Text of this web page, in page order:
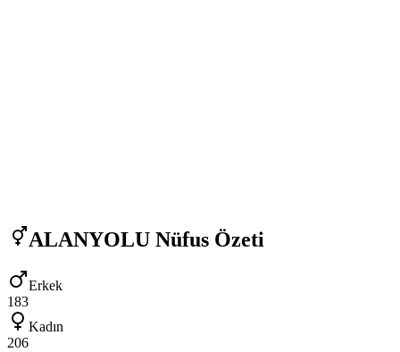
ALANYOLU Nüfus Özeti
Erkek
183
Kadın
206